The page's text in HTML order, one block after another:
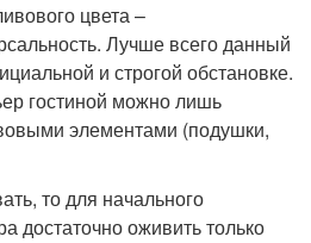
цвета –
Лучше всего данный
и строгой обстановке.
гостиной можно лишь
элементами (подушки,
то для начального
достаточно оживить только